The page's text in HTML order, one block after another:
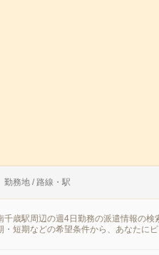
勤務地 / 路線・駅
千歳駅周辺の週4日勤務の派遣情報の
・短期などの希望条件から、あなたに